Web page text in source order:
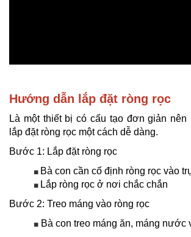
Hướng dẫn lắp đặt ròng rọc
Là một thiết bị có cấu tạo đơn giản
lắp đặt ròng rọc một cách dễ dàng.
Bước 1: Lắp đặt ròng rọc
■ Bà con cần cố định ròng rọc vào
■ Lắp ròng rọc ở nơi chắc chắn
Bước 2: Treo máng vào ròng rọc
■ Bà con treo máng ăn, máng nước